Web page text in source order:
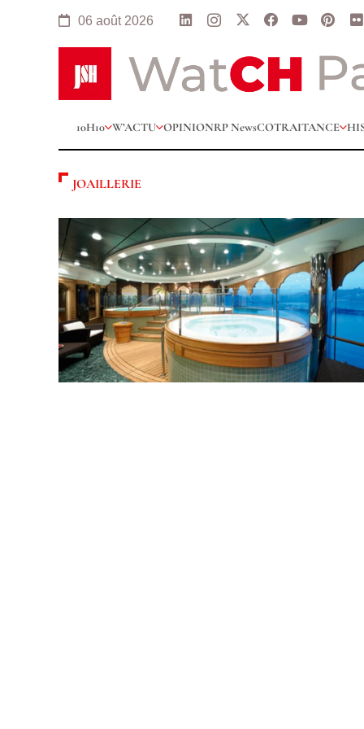
06 août 2026
10H10 W’ACTU OPINIONRP NewsCOTRAITANCE
JOAILLERIE